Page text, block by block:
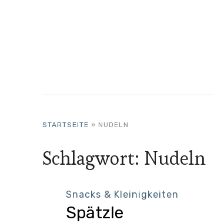
STARTSEITE » NUDELN
Schlagwort: Nudeln
Snacks & Kleinigkeiten
Spätzle